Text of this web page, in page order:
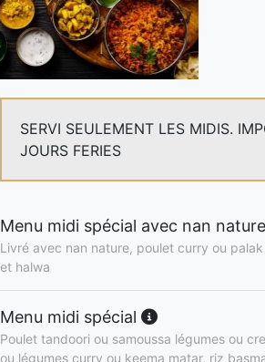
SERVI SEULEMENT LES MIDIS.
JOURS FERIES
Menu midi spécial avec nan nature
Livré avec nan nature, poulet curry ou
et halwa
Menu midi spécial
Poulet tandoori ou samoussa légumes ou
ou légumes curry ou keema matar, riz